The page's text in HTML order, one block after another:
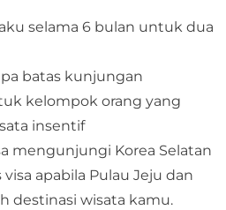
selama 6 bulan untuk dua
batas kunjungan
kelompok orang yang
insentif
mengunjungi Korea Selatan
apabila Pulau Jeju dan
destinasi wisata kamu.